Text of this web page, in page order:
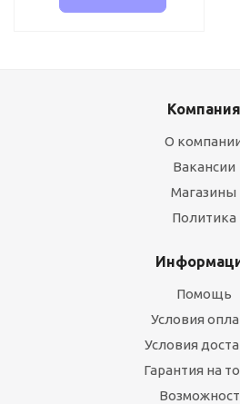
Компания
О
Вакансии
Магазины
Политика
Помощь
Условия
Условия
Гарантия на